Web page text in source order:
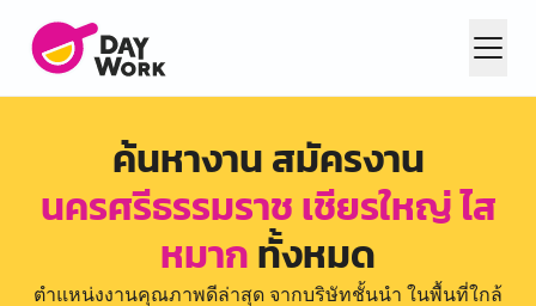
ค้นหางาน สมัครงาน
นครศรีธรรมราช เชียรใหญ่ ไส
หมากทั้งหมด
ตำแหน่งงานคุณภาพดีล่าสุด จากบริษัทชั้นนำ ในพื้นที่ใกล้